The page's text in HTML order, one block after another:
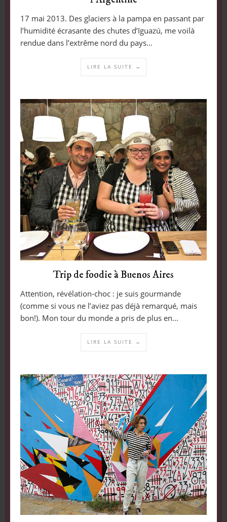
17 mai 2013. Des glaciers à la pampa en passant par
l’humidité écrasante des chutes d’Iguazú, me voilà
rendue dans l’extrême nord du pays…
LIRE LA SUITE →
Trip de foodie à Buenos Aires
Attention, révélation-choc : je suis gourmande
(comme si vous ne l’aviez pas déjà remarqué, mais
bon!). Mon tour du monde a pris de plus en…
LIRE LA SUITE →